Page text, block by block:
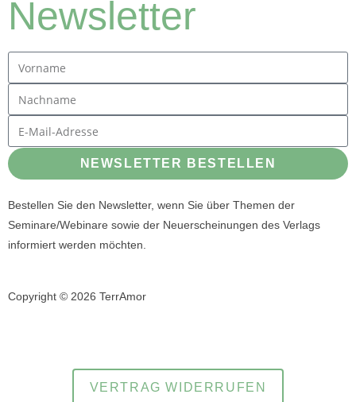
Newsletter
NEWSLETTER BESTELLEN
Bestellen Sie den Newsletter, wenn Sie über Themen der
Seminare/Webinare sowie der Neuerscheinungen des Verlags
informiert werden möchten.
Copyright © 2026 TerrAmor
VERTRAG WIDERRUFEN